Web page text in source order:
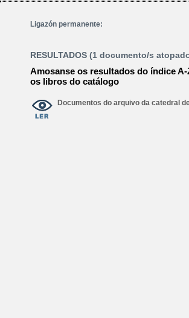
Ligazón permanente:
RESULTADOS (1 documento/s
Amosanse os resultados do índice A-
os libros do catálogo
Documentos do arquivo da catedral